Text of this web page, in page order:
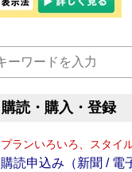
購読・購入・登録
プランいろいろ、スタイ
購読申込み（新聞 / 電